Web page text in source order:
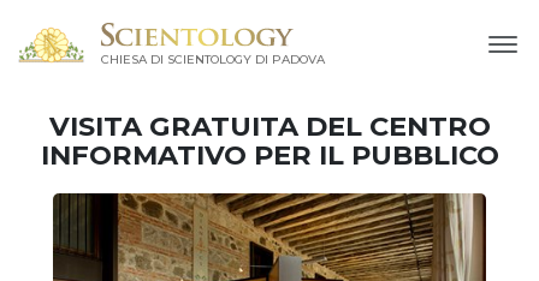
CHIESA DI SCIENTOLOGY DI PADOVA
VISITA GRATUITA DEL CENTRO
INFORMATIVO PER IL PUBBLICO